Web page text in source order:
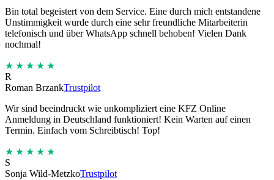
Bin total begeistert von dem Service. Eine durch mich entstandene
Unstimmigkeit wurde durch eine sehr freundliche Mitarbeiterin
telefonisch und über WhatsApp schnell behoben! Vielen Dank
nochmal!
★★★★★
R
Roman BrzankTrustpilot
Wir sind beeindruckt wie unkompliziert eine KFZ Online
Anmeldung in Deutschland funktioniert! Kein Warten auf einen
Termin. Einfach vom Schreibtisch! Top!
★★★★★
S
Sonja Wild-MetzkoTrustpilot